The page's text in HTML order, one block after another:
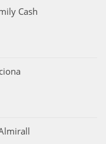
Cash